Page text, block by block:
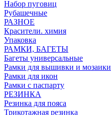
Набор пуговиц
Рубашечные
РАЗНОЕ
Красители. химия
Упаковка
РАМКИ, БАГЕТЫ
Багеты универсальные
Рамки для вышивки и мозаики
Рамки для икон
Рамки с паспарту
РЕЗИНКА
Резинка для пояса
Трикотажная резинка